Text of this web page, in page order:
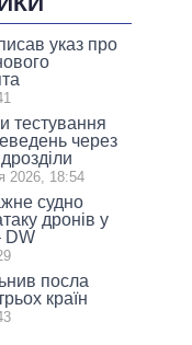
указ про
тестування
через
2026, 18:54
судно
дронів у
DW
посла
країн